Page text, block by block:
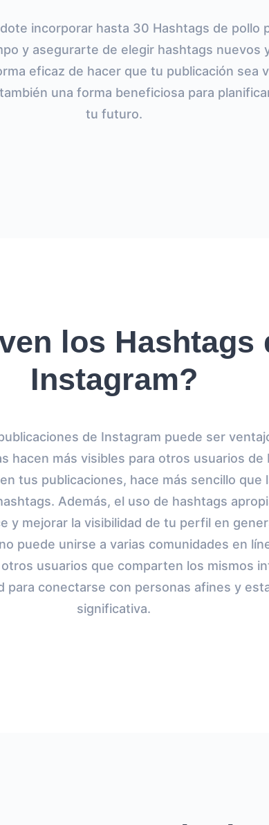
incorporar hasta 30 Hashtags de pollo
y asegurarte de elegir hashtags nuevos
eficaz de hacer que tu publicación sea
una forma beneficiosa para
tu futuro.
los Hashtags
Instagram?
de Instagram puede ser
hacen más visibles para otros usuarios de
tus publicaciones, hace más sencillo que
Además, el uso de hashtags
y mejorar la visibilidad de tu perfil en
puede unirse a varias comunidades en
usuarios que comparten los mismos
para conectarse con personas afines y
significativa.